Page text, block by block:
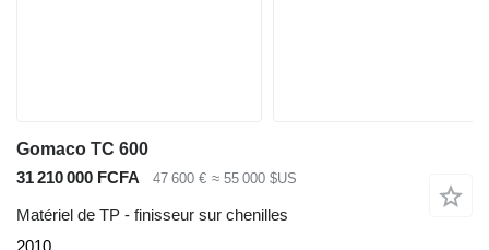
Gomaco TC 600
31 210 000 FCFA
47 600 € ≈ 55 000 $US
Matériel de TP - finisseur sur chenilles